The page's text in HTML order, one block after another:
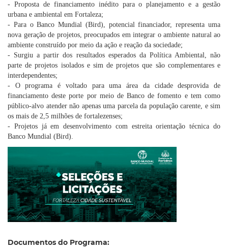
- Proposta de financiamento inédito para o planejamento e a gestão
urbana e ambiental em Fortaleza;
- Para o Banco Mundial (Bird), potencial financiador, representa uma
nova geração de projetos, preocupados em integrar o ambiente natural ao
ambiente construído por meio da ação e reação da sociedade;
- Surgiu a partir dos resultados esperados da Política Ambiental, não
parte de projetos isolados e sim de projetos que são complementares e
interdependentes;
- O programa é voltado para uma área da cidade desprovida de
financiamento deste porte por meio de Banco de fomento e tem como
público-alvo atender não apenas uma parcela da população carente, e sim
os mais de 2,5 milhões de fortalezenses;
- Projetos já em desenvolvimento com estreita orientação técnica do
Banco Mundial (Bird).
Documentos do Programa: